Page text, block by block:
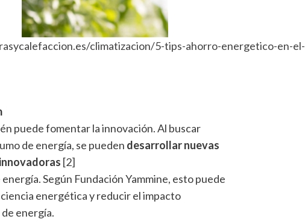
climatizacion/5-tips-ahorro-energetico-en-el-
puede fomentar la innovación. Al buscar
de energía, se pueden desarrollar nuevas
[2]
Según Fundación Yammine, esto puede
energética y reducir el impacto
energía.